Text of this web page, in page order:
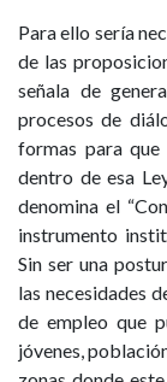
Para ello sería
de las
señala de
procesos de
formas para que
dentro de esa
denomina el
instrumento
Sin ser una
las necesidades
de empleo que
jóvenes,